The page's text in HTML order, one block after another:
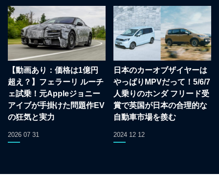
【動画あり：価格は1億円
超え？】フェラーリ ルーチ
ェ試乗！元Appleジョニー
アイブが手掛けた問題作EV
の狂気と実力
2026 07 31
日本のカーオブザイヤーは
やっぱりMPVだって！5/6/7
人乗りのホンダ フリード受
賞で英国が日本の合理的な
自動車市場を羨む
2024 12 12